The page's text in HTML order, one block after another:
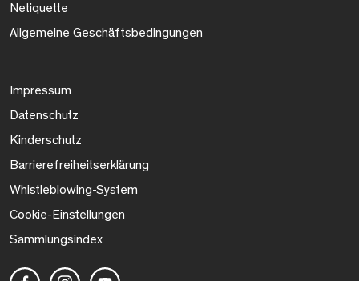
Netiquette
Allgemeine Geschäftsbedingungen
Impressum
Datenschutz
Kinderschutz
Barrierefreiheitserklärung
Whistleblowing-System
Cookie-Einstellungen
Sammlungsindex